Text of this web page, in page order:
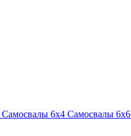
Самосвалы 6х4 Самосвалы 6х6